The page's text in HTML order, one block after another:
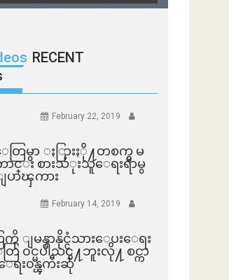
RECENT
February 22, 2019
မွာ ႏြားႏို႔တစက္မွ မ
င္း စားသံုးသူေရးရာမွ
ပာၾကား
February 14, 2019
ျမန္မာနိုင္ငံသားေပးေရး
တြ ၀င္မပါသင္႔ဘူးလို႔ စင္ကာ
ရး၀န္ၾကီးဆို